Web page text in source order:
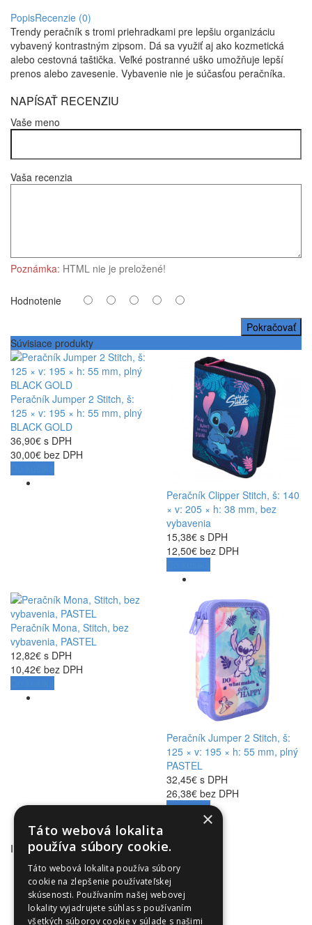
PopisRecenzie (0)
Trendy peračník s tromi priehradkami pre lepšiu organizáciu
vybavený kontrastným zipsom. Dá sa využiť aj ako kozmetická
alebo cestovná taštička. Veľké postranné uško umožňuje lepší
prenos alebo zavesenie. Vybavenie nie je súčasťou peračníka.
NAPÍSAŤ RECENZIU
Vaše meno
Vaša recenzia
Poznámka: HTML nie je preložené!
Hodnotenie
Pokračovať
Súvisiace produkty
Peračník Jumper 2 Stitch, š:
125 × v: 195 × h: 55 mm, plný
BLACK GOLD
36,90€ s DPH
30,00€ bez DPH
Peračník Clipper Stitch, š: 140
× v: 205 × h: 38 mm, bez
vybavenia
15,38€ s DPH
12,50€ bez DPH
Peračník Mona, Stitch, bez
vybavenia, PASTEL
12,82€ s DPH
10,42€ bez DPH
Peračník Jumper 2 Stitch, š:
125 × v: 195 × h: 55 mm, plný
PASTEL
32,45€ s DPH
26,38€ bez DPH
Do košíka
INFORMÁCIE
Obchodné podmienky
Odstúpenie od zmluvy
Reklamačný poriadok
Doprava a platba
×
Táto webová lokalita
používa súbory cookie.
Táto webová lokalita používa súbory
cookie na zlepšenie používateľskej
skúsenosti. Používaním našej webovej
lokality vyjadrujete súhlas s používaním
všetkých súborov cookie v súlade s našimi